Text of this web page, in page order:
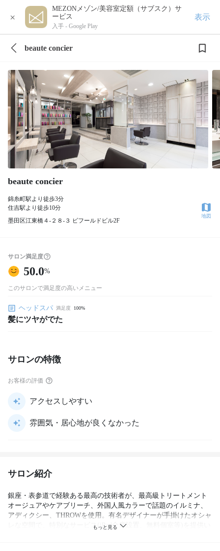
×
MEZONメゾン/美容室定額（サブスク）サ
ービス
入手 - Google Play
表示
beaute concier
beaute concier
錦糸町駅より徒歩3分
住吉駅より徒歩10分
墨田区江東橋４-２８-３ ビフールドビル2F
地図
サロン満足度
50.0%
このサロンで満足度の高いメニュー
ヘッドスパ 満足度 100%
髪にツヤがでた
サロンの特徴
お客様の評価
アクセスしやすい
雰囲気・居心地が良くなかった
サロン紹介
銀座・表参道で経験ある最高の技術者が、最高級トリートメント
オージュアやケアブリーチ、外国人風カラーで話題のイルミナ、
アディクシー、THROWを使用。有名デザイナーが手掛けたオシャ
レな空間で、特別なサービス(iPad全席設置、無料個室等)を提供い